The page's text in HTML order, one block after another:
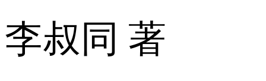
李叔同 著